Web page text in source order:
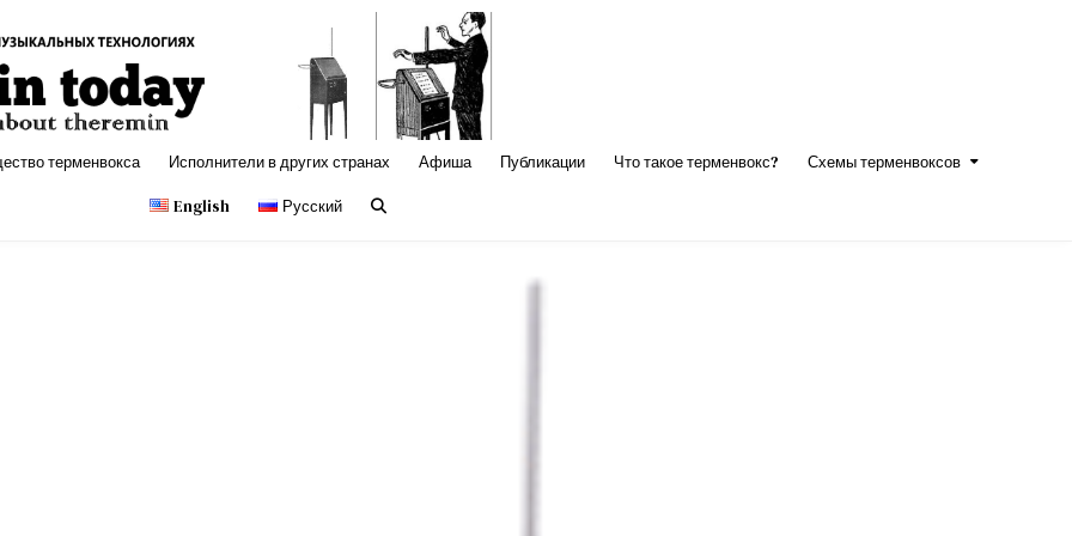
терменвокса Исполнители в других странах Афиша Публикации Что такое терменвокс? Схемы терменвоксов
English Русский